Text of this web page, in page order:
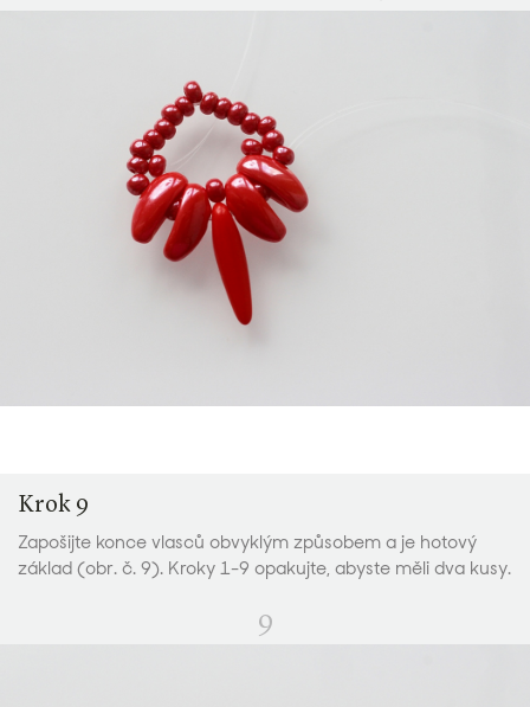
Krok 9
Zapošijte konce vlasců obvyklým způsobem a je hotový
základ (obr. č. 9). Kroky 1-9 opakujte, abyste měli dva kusy.
9